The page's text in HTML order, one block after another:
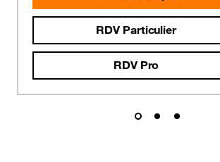
RDV Particulier
RDV Pro